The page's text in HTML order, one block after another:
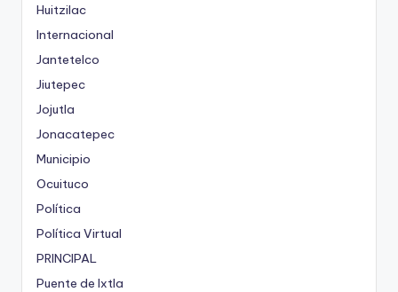
Huitzilac
Internacional
Jantetelco
Jiutepec
Jojutla
Jonacatepec
Municipio
Ocuituco
Política
Política Virtual
PRINCIPAL
Puente de Ixtla